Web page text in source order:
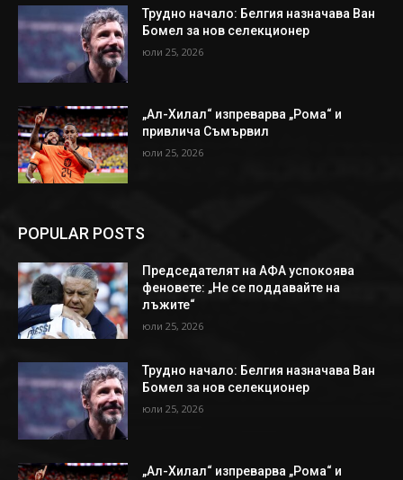
Трудно начало: Белгия назначава Ван
Бомел за нов селекционер
юли 25, 2026
„Ал-Хилал“ изпреварва „Рома“ и
привлича Съмървил
юли 25, 2026
POPULAR POSTS
Председателят на АФА успокоява
феновете: „Не се поддавайте на
лъжите“
юли 25, 2026
Трудно начало: Белгия назначава Ван
Бомел за нов селекционер
юли 25, 2026
„Ал-Хилал“ изпреварва „Рома“ и